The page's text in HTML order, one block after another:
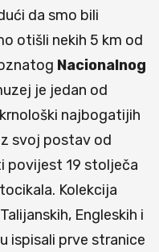
da smo bili
otišli nekih 5 km od
Nacionalnog
je jedan od
najbogatijih
svoj postav od
povijest 19 stolječa
Kolekcija
Engleskih i
ispisali prve stranice